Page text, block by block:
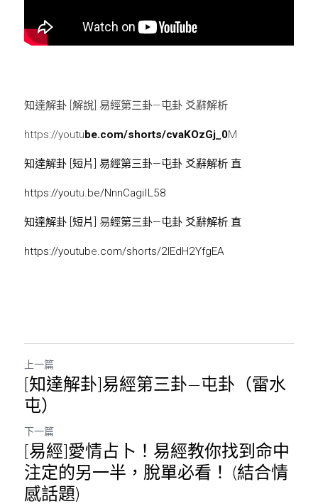
知達解卦 [解說] 易經第三卦—屯卦 爻辭解析
https://youtube.com/shorts/cvaKOzGj_0M
知達解卦 [短片] 易經第三卦—屯卦 爻辭解析 直
https://youtu.be/NnnCagiIL58
知達解卦 [短片] 易經第三卦—屯卦 爻辭解析 直
https://youtube.com/shorts/2lEdH2YfgEA
上一篇
[知達解卦]易經第三卦—屯卦（雷水
屯）
下一篇
[易經]愛情占卜！易經教你找到命中
注定的另一半，脫單必看！ (結合情
感話題)